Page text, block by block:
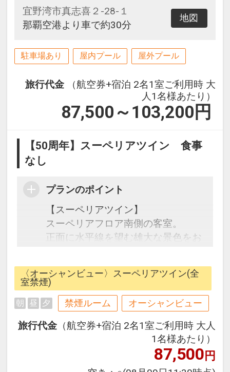
宜野湾市真志喜２-28-１
那覇空港より車で約30分
地図
駐車場あり 屋内プール 屋外プール
旅行代金
（航空券+宿泊 2名1室ご利用時 大
人1名様あたり）
87,500～103,200 円
【50周年】スーペリアツイン 食事
なし
プランのポイント
【スーペリアツイン】
スーペリアフロア南側の客室。
正面に水平線を望む雄大な景色をお
☆宿泊者特典☆
・2Fインフィニティプール・サウ
ナ・岩盤浴・大浴場が滞在中無料
※岩盤浴、サウナも水着着用となり
ます。
・お部屋へミネラルウォーターをご
〈オーシャンビュー〉スーペリアツイン(全
室禁煙)
朝 昼 夕 禁煙ルーム オーシャンビュー
旅行代金 （航空券+宿泊 2名1室ご利用時 大人
1名様あたり）
87,500円